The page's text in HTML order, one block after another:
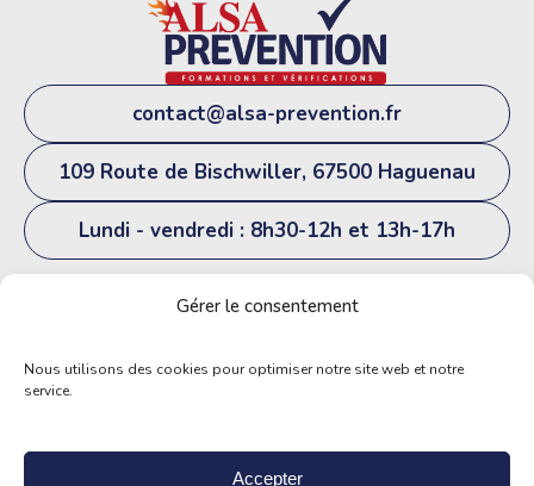
Gérer le consentement
Nous utilisons des cookies pour optimiser notre site web et notre
service.
Accepter
contact@alsa-prevention.fr
109 Route de Bischwiller, 67500 Haguenau
Lundi - vendredi : 8h30-12h et 13h-17h
06 74 13 54 20
Mentions Légales